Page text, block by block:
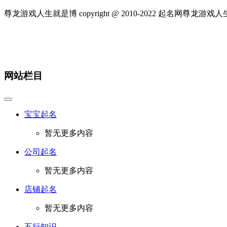
尊龙游戏人生就是博 copyright @ 2010-2022 起名网尊龙游戏人
网站栏目
宝宝起名
暂无更多内容
公司起名
暂无更多内容
店铺起名
暂无更多内容